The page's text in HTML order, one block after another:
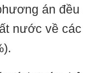
án đều
nước về các